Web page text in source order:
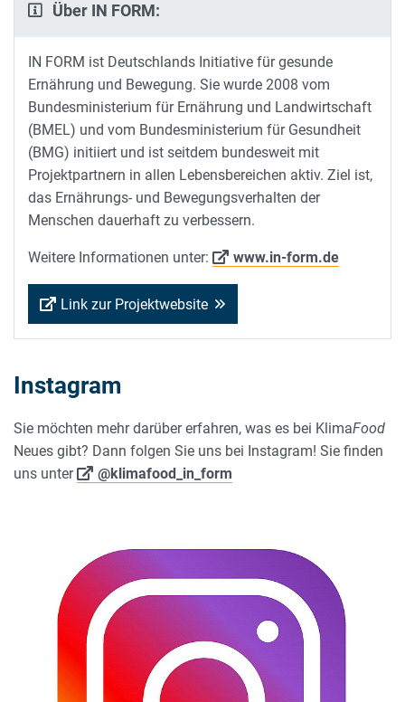
Über IN FORM:
IN FORM ist Deutschlands Initiative für gesunde
Ernährung und Bewegung. Sie wurde 2008 vom
Bundesministerium für Ernährung und Landwirtschaft
(BMEL) und vom Bundesministerium für Gesundheit
(BMG) initiiert und ist seitdem bundesweit mit
Projektpartnern in allen Lebensbereichen aktiv. Ziel ist,
das Ernährungs- und Bewegungsverhalten der
Menschen dauerhaft zu verbessern.
Weitere Informationen unter: www.in-form.de
Link zur Projektwebsite
Instagram
Sie möchten mehr darüber erfahren, was es bei KlimaFood
Neues gibt? Dann folgen Sie uns bei Instagram! Sie finden
uns unter
@klimafood_in_form